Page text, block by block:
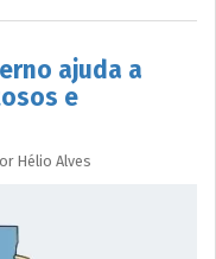
ajuda a
e
Hélio Alves